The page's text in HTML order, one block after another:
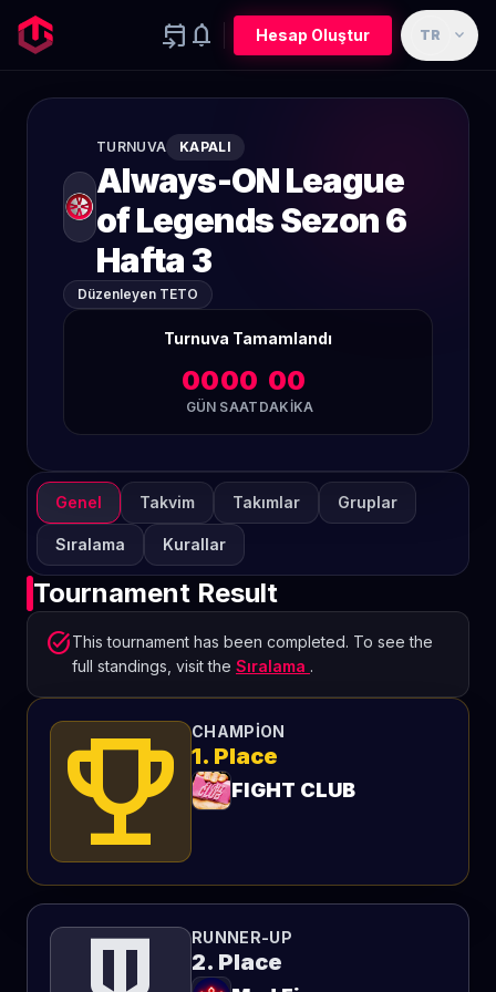
event_upcoming notifications Hesap Oluştur TR expand_more
TURNUVA KAPALI
Always-ON League
of Legends Sezon 6
Hafta 3
Düzenleyen TETO
Turnuva Tamamlandı
00
GÜN
00
SAAT
00
DAKIKA
Genel Takvim Takımlar Gruplar
Sıralama Kurallar
Tournament Result
task_altThis tournament has been completed. To see the
full standings, visit the Sıralama .
emoji_events CHAMPION
1. Place
FlGHT CLUB
RUNNER-UP
2. Place